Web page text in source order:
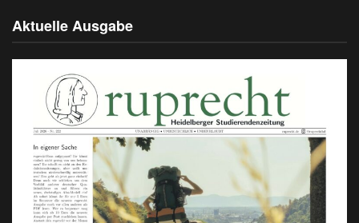
Aktuelle Ausgabe